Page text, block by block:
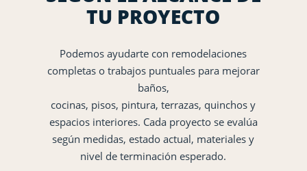
TU PROYECTO
Podemos ayudarte con remodelaciones
completas o trabajos puntuales para mejorar
baños,
cocinas, pisos, pintura, terrazas, quinchos y
espacios interiores. Cada proyecto se evalúa
según medidas, estado actual, materiales y
nivel de terminación esperado.